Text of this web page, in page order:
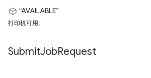
“AVAILABLE”
打印机可用。
SubmitJobRequest